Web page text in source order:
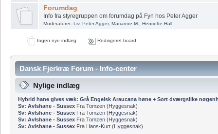
Forumdag
Info fra styregruppen om forumdag på Fyn hos Peter Agger
Moderatorer: Liv, Peter Agger, Marianne M. Henriette Hall
Ingen nye indlæg Redirigeret board
Dansk Fjerkræ Forum - Info-center
Nylige indlæg
Hybrid hane gives væk: Grå Engelsk Araucana høne + Sort dværgsilke
Sv: Avlshane - SussexFra Tomzen(Hyggesnak)
Sv: Avlshane - SussexFra Tomzen(Hyggesnak)
Sv: Avlshane - SussexFra Tomzen(Hyggesnak)
Sv: Avlshane - SussexFra Hans-Kurt(Hyggesnak)